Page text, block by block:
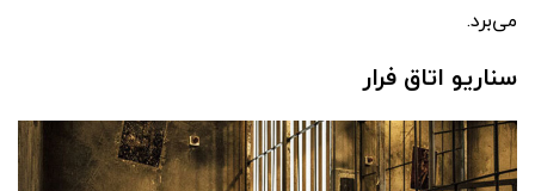
می‌برد.
سناریو اتاق فرار